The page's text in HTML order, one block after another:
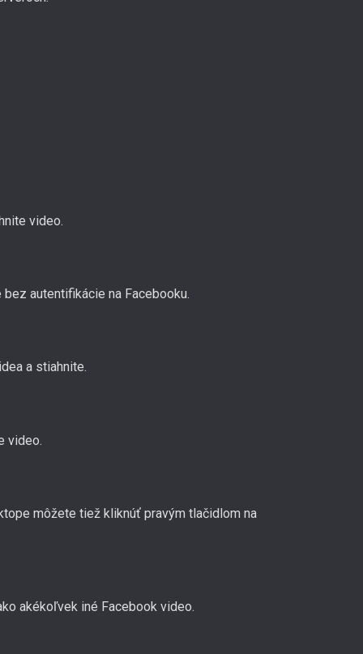
video.
autentifikácie na Facebooku.
a stiahnite.
video.
môžete tiež kliknúť pravým tlačidlom na
akékoľvek iné Facebook video.